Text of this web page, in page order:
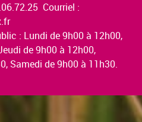
Courriel :
: Lundi de 9h00 à 12h00,
de 9h00 à 12h00,
Samedi de 9h00 à 11h30.